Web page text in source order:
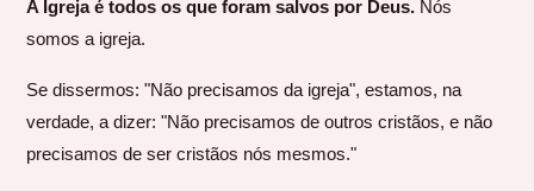
A Igreja é todos os que foram salvos por Deus. Nós
somos a igreja.
Se dissermos: "Não precisamos da igreja", estamos, na
verdade, a dizer: "Não precisamos de outros cristãos, e não
precisamos de ser cristãos nós mesmos."